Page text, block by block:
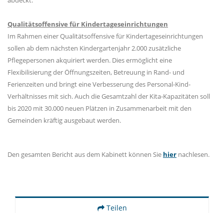
Qualitätsoffensive für Kindertageseinrichtungen
Im Rahmen einer Qualitätsoffensive für Kindertageseinrichtungen
sollen ab dem nächsten Kindergartenjahr 2.000 zusätzliche
Pflegepersonen akquiriert werden. Dies ermöglicht eine
Flexibilisierung der Öffnungszeiten, Betreuung in Rand- und
Ferienzeiten und bringt eine Verbesserung des Personal-Kind-
Verhältnisses mit sich. Auch die Gesamtzahl der Kita-Kapazitäten soll
bis 2020 mit 30.000 neuen Plätzen in Zusammenarbeit mit den
Gemeinden kräftig ausgebaut werden.
Den gesamten Bericht aus dem Kabinett können Sie hier nachlesen.
Teilen